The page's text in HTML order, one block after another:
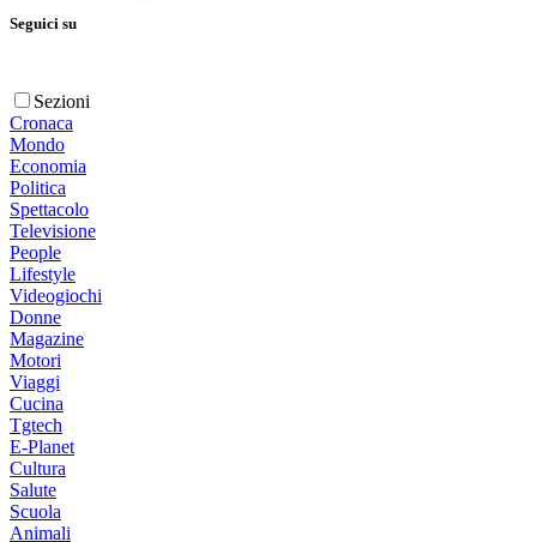
Seguici su
Sezioni
Cronaca
Mondo
Economia
Politica
Spettacolo
Televisione
People
Lifestyle
Videogiochi
Donne
Magazine
Motori
Viaggi
Cucina
Tgtech
E-Planet
Cultura
Salute
Scuola
Animali